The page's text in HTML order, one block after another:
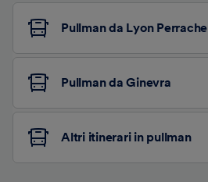
Pullman da Lyon Perrache
Pullman da Ginevra
Altri itinerari in pullman